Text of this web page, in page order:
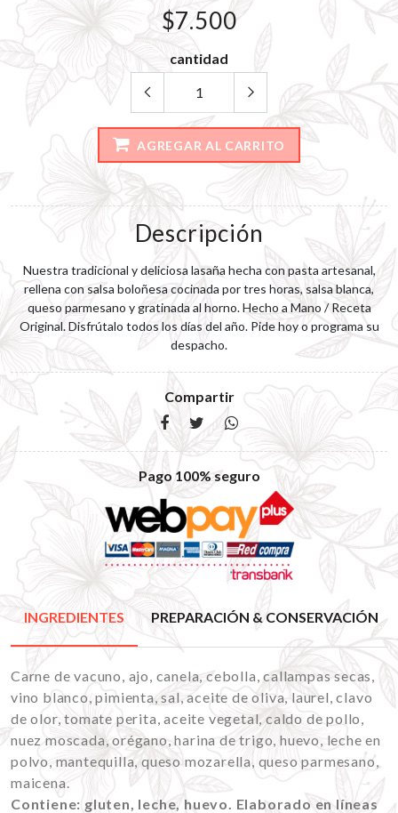
$7.500
cantidad
AGREGAR AL CARRITO
Descripción
Nuestra tradicional y deliciosa lasaña hecha con pasta artesanal,
rellena con salsa boloñesa cocinada por tres horas, salsa blanca,
queso parmesano y gratinada al horno. Hecho a Mano / Receta
Original. Disfrútalo todos los días del año. Pide hoy o programa su
despacho.
Compartir
Pago 100% seguro
INGREDIENTES PREPARACIÓN & CONSERVACIÓN
Carne de vacuno, ajo, canela, cebolla, callampas secas,
vino blanco, pimienta, sal, aceite de oliva, laurel, clavo
de olor, tomate perita, aceite vegetal, caldo de pollo,
nuez moscada, orégano, harina de trigo, huevo, leche en
polvo, mantequilla, queso mozarella, queso parmesano,
maicena.
Contiene: gluten, leche, huevo. Elaborado en líneas